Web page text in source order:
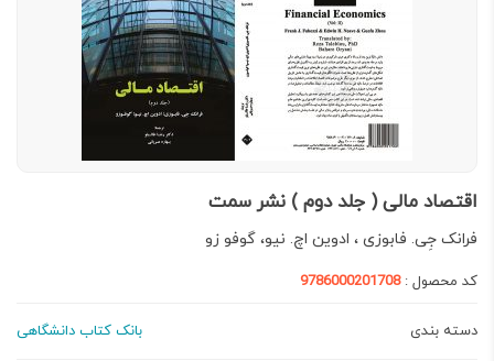
اقتصاد مالی ( جلد دوم ) نشر سمت
فرانک جِی. فابوزی ، ادوین اچ. نیو، گوفو زو
کد محصول :9786000201708
دسته بندی بانک کتاب دانشگاهی